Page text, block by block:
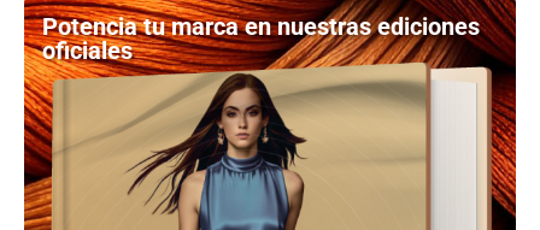
Potencia tu marca en nuestras ediciones
oficiales